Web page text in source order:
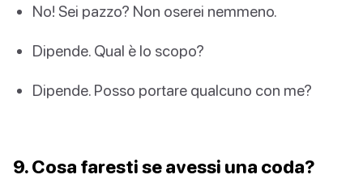
No! Sei pazzo? Non oserei nemmeno.
Dipende. Qual è lo scopo?
Dipende. Posso portare qualcuno con me?
9. Cosa faresti se avessi una coda?